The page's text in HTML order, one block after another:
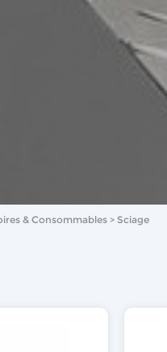
& Consommables Sciage